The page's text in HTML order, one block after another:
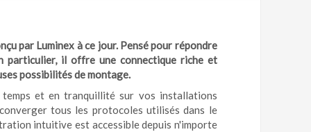
par Luminex à ce jour. Pensé pour répondre
particulier, il offre une connectique riche et
possibilités de montage.
et en tranquillité sur vos installations
tous les protocoles utilisés dans le
intuitive est accessible depuis n'importe